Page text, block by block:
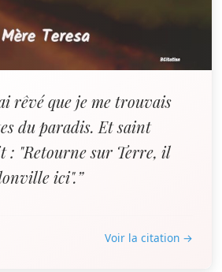
rêvé que je me trouvais
du paradis. Et saint
: "Retourne sur Terre, il
ici".”
Voir la citation →